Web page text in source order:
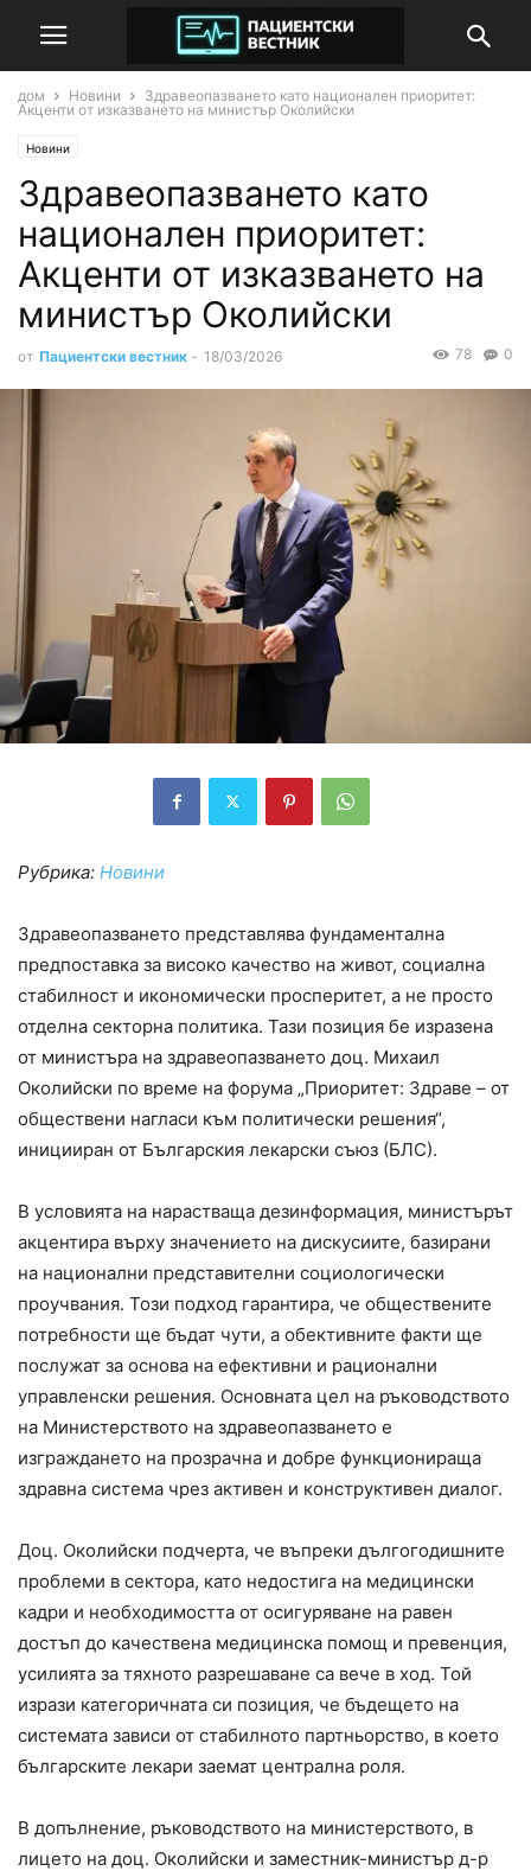
дом Новини
Здравеопазването като национален приоритет:
Акценти от изказването на министър Околийски
Новини
Здравеопазването като
национален приоритет:
Акценти от изказването на
министър Околийски
от Пациентски вестник - 18/03/2026 0
78
Рубрика: Новини
Здравеопазването представлява фундаментална
предпоставка за високо качество на живот, социална
стабилност и икономически просперитет, а не просто
отделна секторна политика. Тази позиция бе изразена
от министъра на здравеопазването доц. Михаил
Околийски по време на форума „Приоритет: Здраве – от
обществени нагласи към политически решения“,
иницииран от Българския лекарски съюз (БЛС).
В условията на нарастваща дезинформация, министърът
акцентира върху значението на дискусиите, базирани
на национални представителни социологически
проучвания. Този подход гарантира, че обществените
потребности ще бъдат чути, а обективните факти ще
послужат за основа на ефективни и рационални
управленски решения. Основната цел на ръководството
на Министерството на здравеопазването е
изграждането на прозрачна и добре функционираща
здравна система чрез активен и конструктивен диалог.
Доц. Околийски подчерта, че въпреки дългогодишните
проблеми в сектора, като недостига на медицински
кадри и необходимостта от осигуряване на равен
достъп до качествена медицинска помощ и превенция,
усилията за тяхното разрешаване са вече в ход. Той
изрази категоричната си позиция, че бъдещето на
системата зависи от стабилното партньорство, в което
българските лекари заемат централна роля.
В допълнение, ръководството на министерството, в
лицето на доц. Околийски и заместник-министър д-р